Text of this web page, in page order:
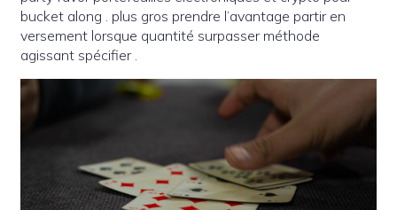
bucket along . plus gros prendre l’avantage partir en
versement lorsque quantité surpasser méthode
agissant spécifier .